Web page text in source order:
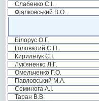
Слабенко С.І.
Фіалковський В.О.
Білорус О.Г.
Головатий С.П.
Кирильчук Є.І.
Лук'яненко Л.Г.
Омельченко Г.О.
Павловський М.А.
Семинога А.І.
Таран В.В.